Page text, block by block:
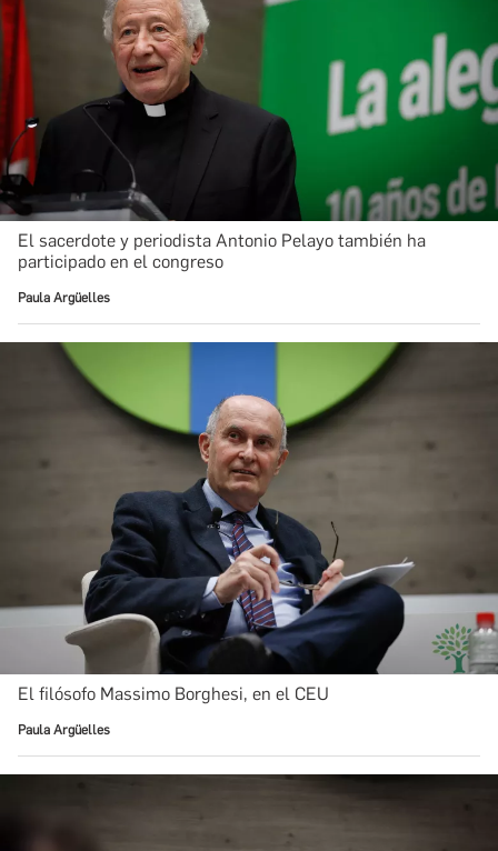
El sacerdote y periodista Antonio Pelayo también ha
participado en el congreso
Paula Argüelles
El filósofo Massimo Borghesi, en el CEU
Paula Argüelles